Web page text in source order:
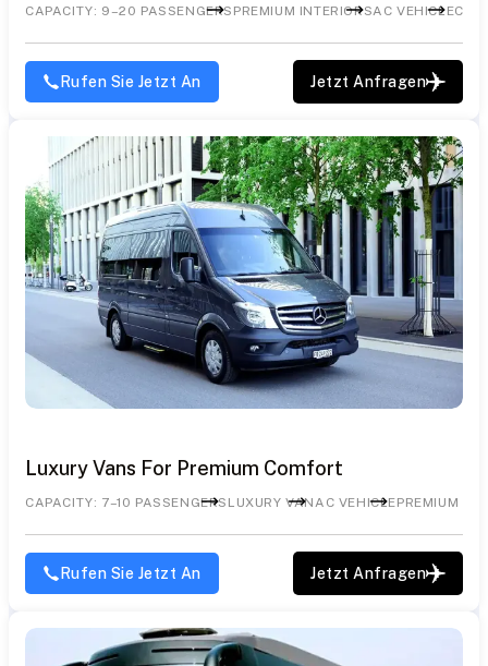
CAPACITY: 9–20 PASSENGERS PREMIUM INTERIORSAC VEHICLE
Rufen Sie Jetzt An Jetzt Anfragen
Luxury Vans For Premium Comfort
CAPACITY: 7–10 PASSENGERS LUXURY VANAC VEHICLEPREMIUM
Rufen Sie Jetzt An Jetzt Anfragen